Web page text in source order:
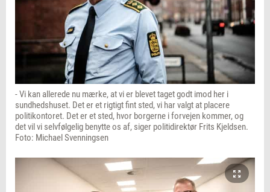
- Vi kan allerede nu mærke, at vi er blevet taget godt imod her i
sundhedshuset. Det er et rigtigt fint sted, vi har valgt at placere
politikontoret. Det er et sted, hvor borgerne i forvejen kommer, og
det vil vi selvfølgelig benytte os af, siger politidirektør Frits Kjeldsen.
Foto: Michael Svenningsen